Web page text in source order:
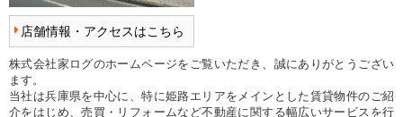
店舗情報・アクセスはこちら
株式会社家ログのホームページをご覧いただき、誠にありがとうござい
ます。
当社は兵庫県を中心に、特に姫路エリアをメインとした賃貸物件のご紹
介をはじめ、売買・リフォームなど不動産に関する幅広いサービスを行